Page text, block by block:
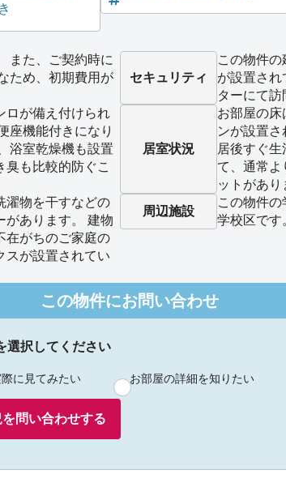
き
また、ご契約時に
ため、初期費用が
セキュリティ
この物件
が設置され
ターにて訪
ロが備え付けられ
座機能付きになり
浴室乾燥機も設置
臭も比較的防ぐこ
居室状況
お部屋の床
ンが設置
居後すぐ
て、通常
ットがあり
濯物を干すなどの
があります。 建物
在がちのご家庭の
スが設置されてい
周辺施設
この物件
学校区です
この物件にお問い合わせ
選択してください
に見てみたい お部屋の詳細を知りたい
を問い合わせする